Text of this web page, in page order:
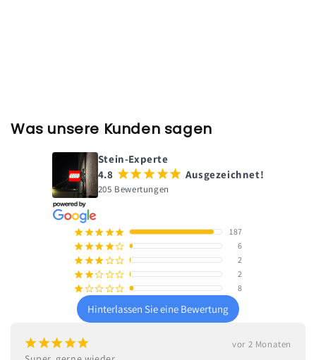
Was unsere Kunden sagen
Stein-Experte
4.8 ¡¡¡¡¡ Ausgezeichnet!
205 Bewertungen
¡¡¡¡¡ 187
¡¡¡¡¢ 6
¡¡¡¢¢ 2
¡¡¢¢¢ 2
¡¢¢¢¢ 8
Hinterlassen Sie eine Bewertung
¡¡¡¡¡ vor 2 Monaten